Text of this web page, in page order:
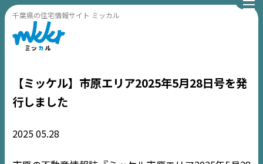
千葉県の住宅情報サイト ミッカル
【ミッケル】市原エリア2025年5月28日号を発
行しました
202505.28